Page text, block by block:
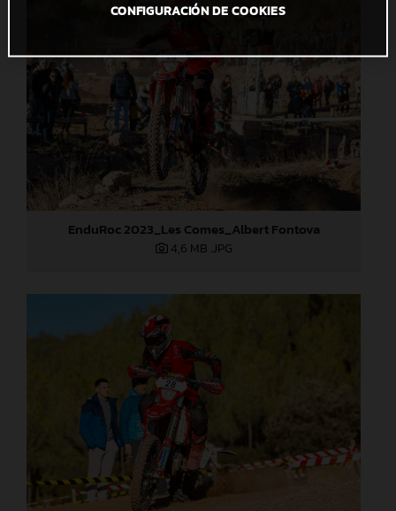
EnduRoc 2023_Les Comes_Albert Fontova
4,6 MB .JPG
CONFIGURACIÓN DE COOKIES